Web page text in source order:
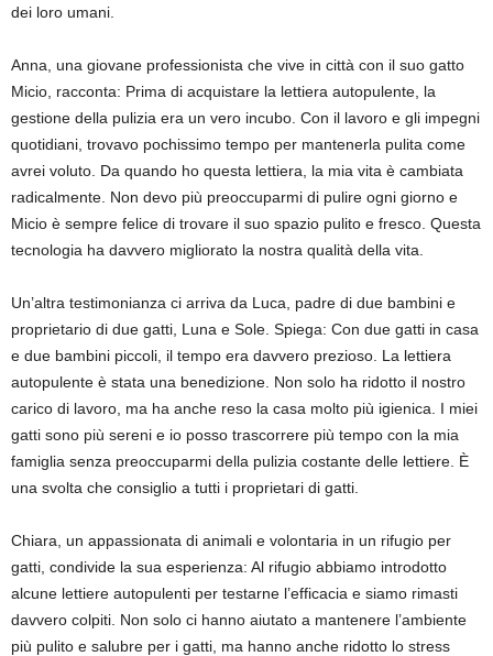
dei loro umani.
Anna, una giovane professionista che vive in città con il suo gatto
Micio, racconta: Prima di acquistare la lettiera autopulente, la
gestione della pulizia era un vero incubo. Con il lavoro e gli impegni
quotidiani, trovavo pochissimo tempo per mantenerla pulita come
avrei voluto. Da quando ho questa lettiera, la mia vita è cambiata
radicalmente. Non devo più preoccuparmi di pulire ogni giorno e
Micio è sempre felice di trovare il suo spazio pulito e fresco. Questa
tecnologia ha davvero migliorato la nostra qualità della vita.
Un’altra testimonianza ci arriva da Luca, padre di due bambini e
proprietario di due gatti, Luna e Sole. Spiega: Con due gatti in casa
e due bambini piccoli, il tempo era davvero prezioso. La lettiera
autopulente è stata una benedizione. Non solo ha ridotto il nostro
carico di lavoro, ma ha anche reso la casa molto più igienica. I miei
gatti sono più sereni e io posso trascorrere più tempo con la mia
famiglia senza preoccuparmi della pulizia costante delle lettiere. È
una svolta che consiglio a tutti i proprietari di gatti.
Chiara, un appassionata di animali e volontaria in un rifugio per
gatti, condivide la sua esperienza: Al rifugio abbiamo introdotto
alcune lettiere autopulenti per testarne l’efficacia e siamo rimasti
davvero colpiti. Non solo ci hanno aiutato a mantenere l’ambiente
più pulito e salubre per i gatti, ma hanno anche ridotto lo stress